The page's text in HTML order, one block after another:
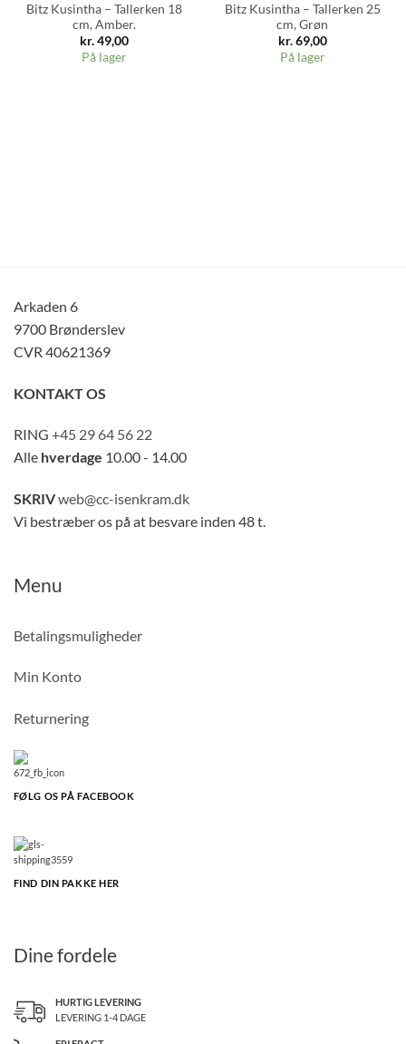
Bitz Kusintha – Tallerken 18
cm, Amber.
kr.49,00
På lager
Bitz Kusintha – Tallerken 25
cm, Grøn
kr.69,00
På lager
Arkaden 6
9700 Brønderslev
CVR 40621369
KONTAKT OS
RING +45 29 64 56 22
Alle hverdage 10.00 - 14.00
SKRIVweb@cc-isenkram.dk
Vi bestræber os på at besvare inden 48 t.
Menu
Betalingsmuligheder
Min Konto
Returnering
FØLG OS PÅ FACEBOOK
FIND DIN PAKKE HER
Dine fordele
HURTIG LEVERING
LEVERING 1-4 DAGE